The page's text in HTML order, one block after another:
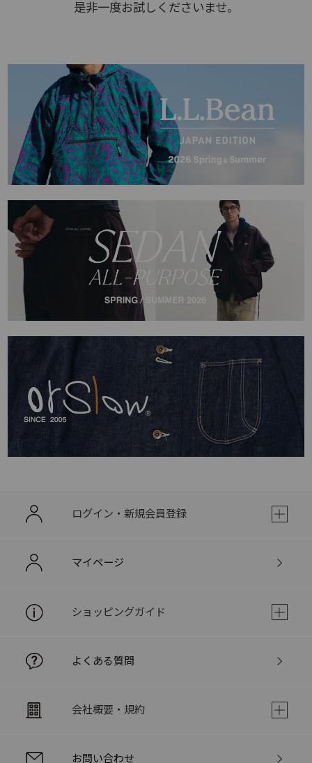
是非一度お試しくださいませ。
ログイン・新規会員登録
マイページ
ショッピングガイド
よくある質問
会社概要・規約
お問い合わせ